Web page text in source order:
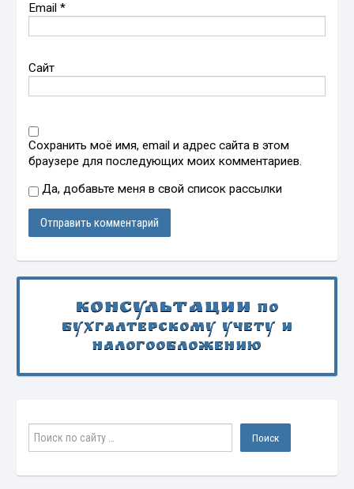
Email*
Сайт
Сохранить моё имя, email и адрес сайта в этом
браузере для последующих моих комментариев.
Да, добавьте меня в свой список рассылки
Консультации по
бухгалтерскому учету и
налогообложению